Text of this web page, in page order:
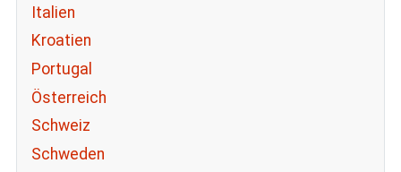
Italien
Kroatien
Portugal
Österreich
Schweiz
Schweden